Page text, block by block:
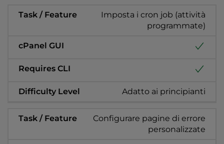
Imposta i cron job (attività
programmate)
Adatto ai principianti
Configurare pagine di errore
personalizzate